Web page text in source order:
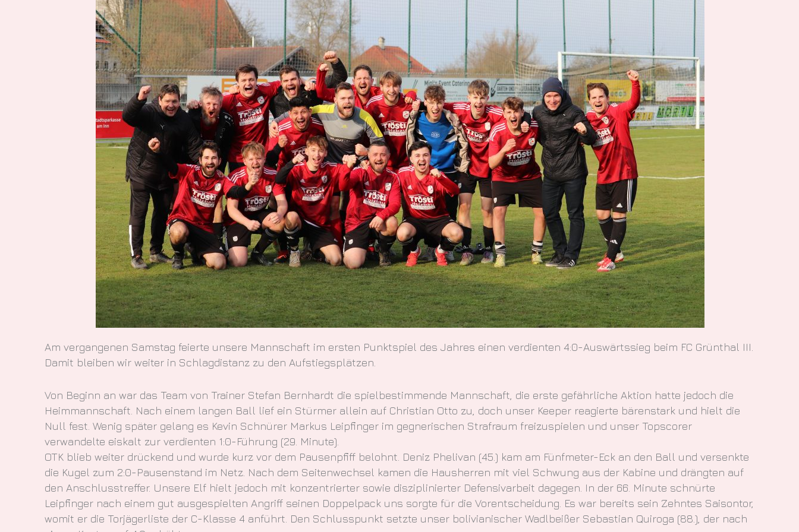
Am vergangenen Samstag feierte unsere Mannschaft im ersten Punktspiel des Jahres einen verdienten 4:0-Auswärtssieg beim FC Grünthal III.
Damit bleiben wir weiter in Schlagdistanz zu den Aufstiegsplätzen.
Von Beginn an war das Team von Trainer Stefan Bernhardt die spielbestimmende Mannschaft, die erste gefährliche Aktion hatte jedoch die
Heimmannschaft. Nach einem langen Ball lief ein Stürmer allein auf Christian Otto zu, doch unser Keeper reagierte bärenstark und hielt die
Null fest. Wenig später gelang es Kevin Schnürer Markus Leipfinger im gegnerischen Strafraum freizuspielen und unser Topscorer
verwandelte eiskalt zur verdienten 1:0-Führung (29. Minute).
OTK blieb weiter drückend und wurde kurz vor dem Pausenpfiff belohnt. Deniz Phelivan (45.) kam am Fünfmeter-Eck an den Ball und versenkte
die Kugel zum 2:0-Pausenstand im Netz. Nach dem Seitenwechsel kamen die Hausherren mit viel Schwung aus der Kabine und drängten auf
den Anschlusstreffer. Unsere Elf hielt jedoch mit konzentrierter sowie disziplinierter Defensivarbeit dagegen. In der 66. Minute schnürte
Leipfinger nach einem gut ausgespielten Angriff seinen Doppelpack uns sorgte für die Vorentscheidung. Es war bereits sein Zehntes Saisontor,
womit er die Torjägerliste der C-Klasse 4 anführt. Den Schlusspunkt setzte unser bolivianischer Wadlbeißer Sebastian Quiroga (88.), der nach